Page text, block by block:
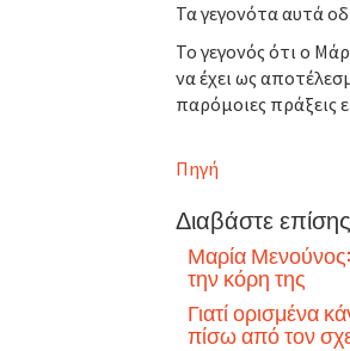
Τα γεγονότα αυτά
Το γεγονός ότι ο
να έχει ως
παρόμοιες πράξεις
Πηγή
Διαβάστε
Μαρία
την κόρη της
Γιατί ορισμένα
πίσω από τον